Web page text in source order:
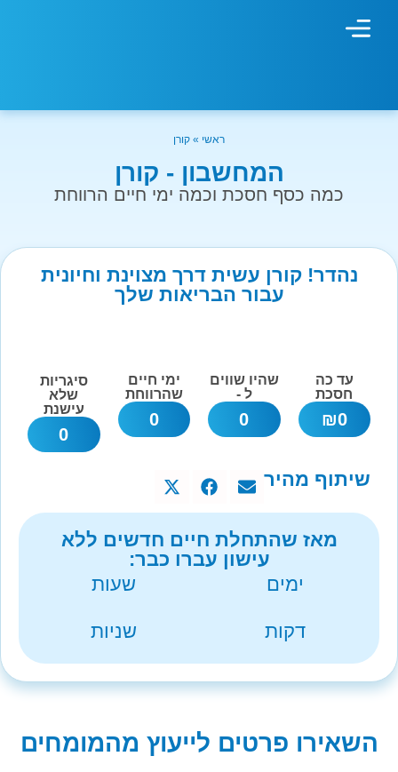
ראשי » קורן
המחשבון - קורן
כמה כסף חסכת וכמה ימי חיים הרווחת
נהדר! קורן עשית דרך מצוינת וחיונית
עבור הבריאות שלך
עד כה
חסכת
0
₪
שהיו שווים
ל -
0
ימי חיים
שהרווחת
0
סיגריות
שלא
עישנת
0
שיתוף מהיר
מאז שהתחלת חיים חדשים ללא
עישון עברו כבר:
ימים
שעות
דקות שניות
השאירו פרטים לייעוץ מהמומחים